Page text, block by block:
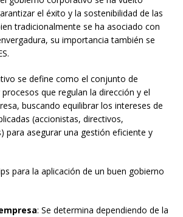
el éxito y la sostenibilidad de las
tradicionalmente se ha asociado con
su importancia también se
se define como el conjunto de
que regulan la dirección y el
buscando equilibrar los intereses de
(accionistas, directivos,
para asegurar una gestión eficiente y
para la aplicación de un buen gobierno
: Se determina dependiendo de la